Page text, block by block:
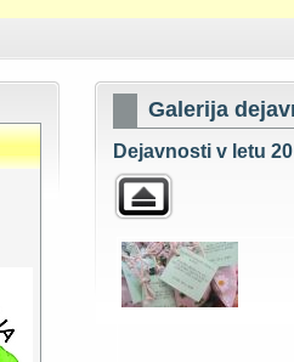
Galerija
Dejavnosti v letu